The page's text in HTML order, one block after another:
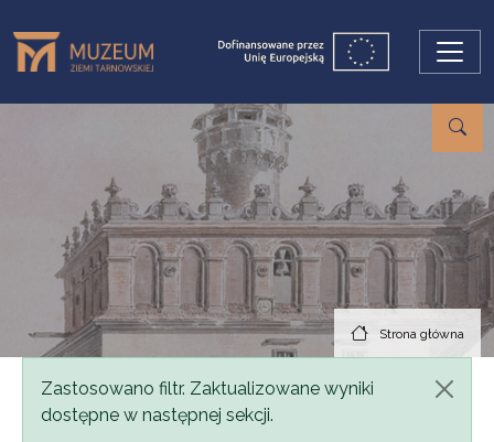
Strona główna
Komunikat
Zastosowano filtr. Zaktualizowane wyniki
dostępne w następnej sekcji.